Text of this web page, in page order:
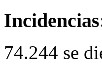
74.244 se